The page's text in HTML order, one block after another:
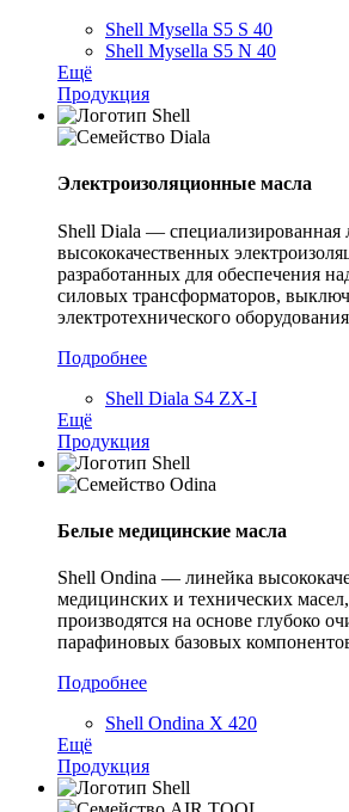
Shell Mysella S5 S 40
Shell Mysella S5 N 40
Ещё
Продукция
Электроизоляционные масла
Shell Diala — специализированная
высококачественных
разработанных для обеспечения
силовых трансформаторов,
электротехнического
Подробнее
Shell Diala S4 ZX-I
Ещё
Продукция
Белые медицинские масла
Shell Ondina — линейка
медицинских и технических
производятся на основе глубоко
парафиновых базовых
Подробнее
Shell Ondina X 420
Ещё
Продукция